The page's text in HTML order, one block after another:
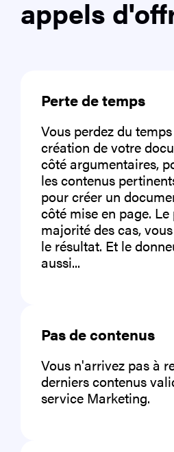
appels
Perte de temps
Vous perdez du
création de votre
côté argumentaires,
les contenus
pour créer un
côté mise en page.
majorité des cas,
le résultat. Et le
aussi...
Pas de contenus
Vous n'arrivez pas à
derniers contenus
service Marketing.